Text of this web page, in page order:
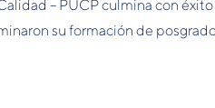
– PUCP culmina con éxito
su formación de